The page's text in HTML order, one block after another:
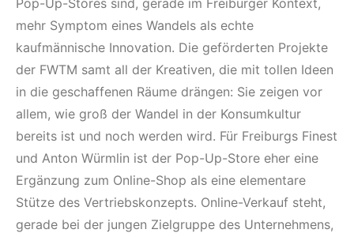
mehr Symptom eines Wandels als echte
kaufmännische Innovation. Die geförderten Projekte
der FWTM samt all der Kreativen, die mit tollen Ideen
in die geschaffenen Räume drängen: Sie zeigen vor
allem, wie groß der Wandel in der Konsumkultur
bereits ist und noch werden wird. Für Freiburgs Finest
und Anton Würmlin ist der Pop-Up-Store eher eine
Ergänzung zum Online-Shop als eine elementare
Stütze des Vertriebskonzepts. Online-Verkauf steht,
gerade bei der jungen Zielgruppe des Unternehmens,